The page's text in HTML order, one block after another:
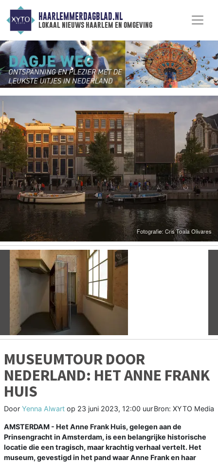
HAARLEMMERDAGBLAD.NL
lokaal nieuws haarlem en omgeving
Vorige
MUSEUMTOUR DOOR
NEDERLAND: HET ANNE FRANK
HUIS
Door Yenna Alwart op 23 juni 2023, 12:00 uurBron: XYTO Media
AMSTERDAM - Het Anne Frank Huis, gelegen aan de
Prinsengracht in Amsterdam, is een belangrijke historische
locatie die een tragisch, maar krachtig verhaal vertelt. Het
museum, gevestigd in het pand waar Anne Frank en haar